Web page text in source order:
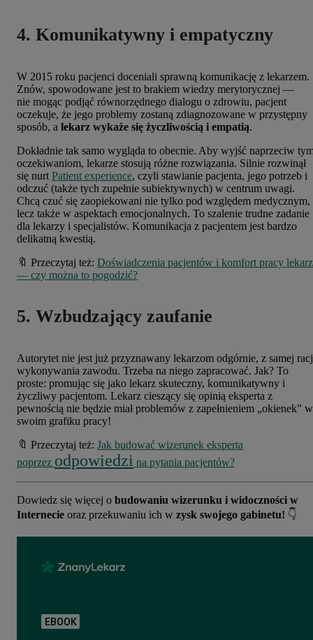
4. Komunikatywny i empatyczny
W 2015 roku pacjenci doceniali sprawną komunikację z lekarzem.
Znów, spowodowane jest to brakiem wiedzy merytorycznej —
nie mogąc podjąć równorzędnego dialogu o zdrowiu, pacjent
oczekuje, że jego problemy zostaną zdiagnozowane w przystępny
sposób, a lekarz wykaże się życzliwością i empatią.
Dokładnie tak samo wygląda to obecnie. Aby wyjść naprzeciw
oczekiwaniom, lekarze stosują różne rozwiązania. Silnie rozwinął
się nurt Patient experience, czyli stawianie pacjenta, jego potrzeb i
odczuć (także tych zupełnie subiektywnych) w centrum uwagi.
Chcą czuć się zaopiekowani nie tylko pod względem medycznym,
lecz także w aspektach emocjonalnych. To szalenie trudne zadanie
dla lekarzy i specjalistów. Komunikacja z pacjentem jest bardzo
delikatną kwestią.
🔖 Przeczytaj też: Doświadczenia pacjentów i komfort pracy
— czy można to pogodzić?
5. Wzbudzający zaufanie
Autorytet nie jest już przyznawany lekarzom odgórnie, z samej
wykonywania zawodu. Trzeba na niego zapracować. Jak? To
proste: promując się jako lekarz skuteczny, komunikatywny i
życzliwy pacjentom. Lekarz cieszący się opinią eksperta z
pewnością nie będzie miał problemów z zapełnieniem „okienek” w
swoim grafiku pracy!
🔖 Przeczytaj też: Jak budować wizerunek eksperta
poprzez odpowiedzi na pytania pacjentów?
Dowiedz się więcej o budowaniu wizerunku i widoczności w
Internecie oraz przekuwaniu ich w zysk swojego gabinetu! 👇
EBOOK